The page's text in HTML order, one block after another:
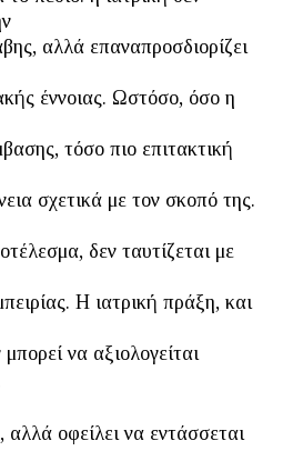
αλλά επαναπροσδιορίζει
έννοιας. Ωστόσο, όσο η
τόσο πιο επιτακτική
σχετικά με τον σκοπό της.
δεν ταυτίζεται με
Η ιατρική πράξη, και
να αξιολογείται
αλλά οφείλει να εντάσσεται